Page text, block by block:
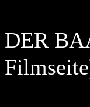
DER
Filmseite